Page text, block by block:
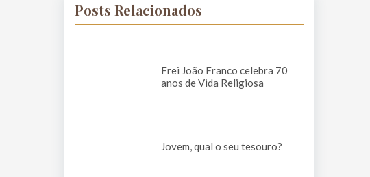
Posts Relacionados
Frei João Franco celebra 70
anos de Vida Religiosa
Jovem, qual o seu tesouro?